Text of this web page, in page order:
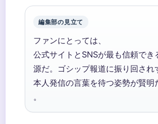
編集部の見立て
ファンにとっては、
公式サイトとSNSが最も信頼でき
源だ。ゴシップ報道に振り回され
本人発信の言葉を待つ姿勢が賢明
。